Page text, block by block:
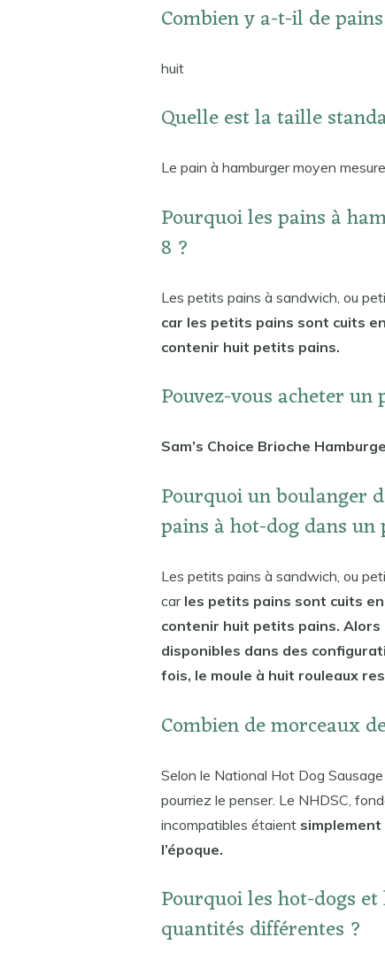
Combien y a-t-il de
huit
Quelle est la taille
Le pain à hamburger moyen mesure
Pourquoi les pains à
8 ?
Les petits pains à sandwich, ou
car les petits pains sont cuits
contenir huit petits pains.
Pouvez-vous acheter
Sam’s Choice Brioche
Pourquoi un boulanger
pains à hot-dog dans un
Les petits pains à sandwich, ou
car les petits pains sont cuits
contenir huit petits pains.
disponibles dans des
fois, le moule à huit rouleaux
Combien de morceaux
Selon le National Hot Dog
pourriez le penser. Le NHDSC,
incompatibles étaient
l’époque.
Pourquoi les hot-dogs
quantités différentes ?